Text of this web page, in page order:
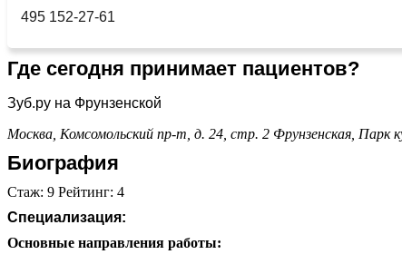
495 152-27-61
Где сегодня принимает пациентов?
Зуб.ру на Фрунзенской
Москва, Комсомольский пр-т, д. 24, стр. 2 Фрунзенская, Парк
Биография
Стаж: 9 Рейтинг: 4
Специализация:
Основные направления работы: